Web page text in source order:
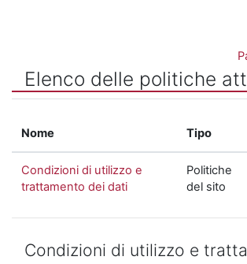
Elenco delle politiche
Nome Tipo
Condizioni di utilizzo e
trattamento dei dati
Politiche
del sito
Condizioni di utilizzo e